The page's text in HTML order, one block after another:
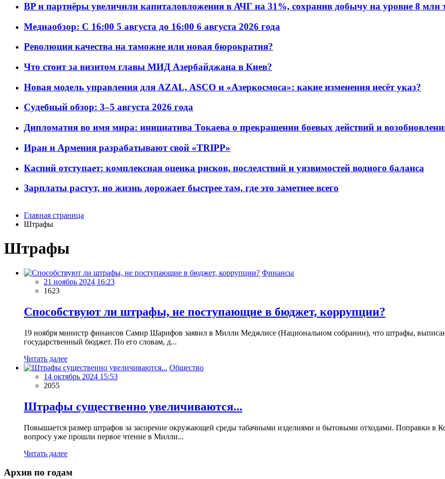
BP и партнёры увеличили капиталовложения в АЧГ на 31%, сохранив добычу на уровне 8 млн
Медиаобзор: С 16:00 5 августа до 16:00 6 августа 2026 года
Революция качества на таможне или новая бюрократия?
Что стоит за визитом главы МИД Азербайджана в Киев?
Новая модель управления для AZAL, ASCO и «Азеркосмоса»: какие изменения несёт указ?
Судебный обзор: 3–5 августа 2026 года
Дипломатия во имя мира: инициатива Токаева о прекращении боевых действий и
Иран и Армения разрабатывают свой «TRIPP»
Каспий отступает: комплексная оценка рисков, последствий и уязвимостей водного баланса
Зарплаты растут, но жизнь дорожает быстрее там, где это заметнее всего
Главная страница
Штрафы
Штрафы
Финансы
21 ноябрь 2024 16:23
1623
Способствуют ли штрафы, не поступающие в бюджет, коррупции?
19 ноября министр финансов Самир Шарифов заявил в Милли Меджлисе (Национальном собрании), что штрафы,
государственный бюджет. По его словам, д...
Читать далее
Общество
14 октябрь 2024 15:53
2055
Штрафы существенно увеличиваются...
Повышается размер штрафов за засорение окружающей среды табачными изделиями и бытовыми отходами. Поправки в
вопросу уже прошли первое чтение в Милли...
Читать далее
Архив по годам